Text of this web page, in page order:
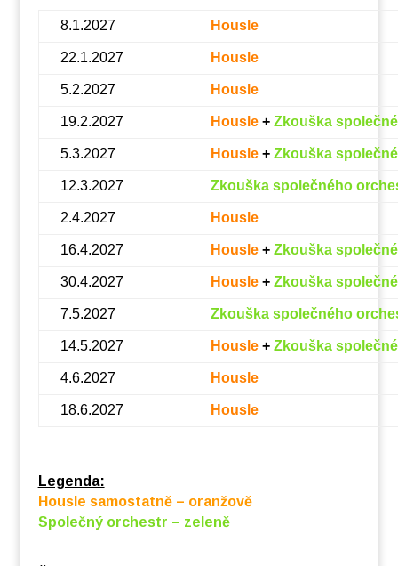
8.1.2027 Housle
22.1.2027 Housle
5.2.2027 Housle
19.2.2027 Housle + Zkouška
5.3.2027 Housle + Zkouška
12.3.2027 Zkouška společného
2.4.2027 Housle
16.4.2027 Housle + Zkouška
30.4.2027 Housle + Zkouška
7.5.2027 Zkouška společného
14.5.2027 Housle + Zkouška
4.6.2027 Housle
18.6.2027 Housle
Legenda:
Housle samostatně – oranžově
Společný orchestr – zeleně